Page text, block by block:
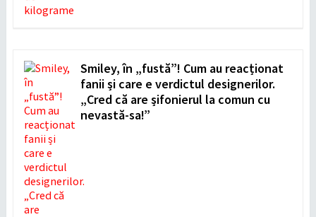
Smiley, în „fustă”! Cum au reacționat
fanii și care e verdictul designerilor.
„Cred că are șifonierul la comun cu
nevastă-sa!”